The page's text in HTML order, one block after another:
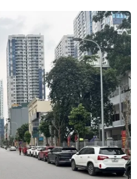
và giá cả tăng